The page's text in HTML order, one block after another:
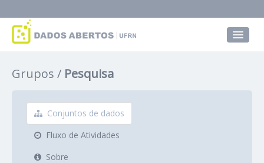
Grupos
Sobre
Grupos Pesquisa
Conjuntos de dados
Fluxo de Atividades
Sobre